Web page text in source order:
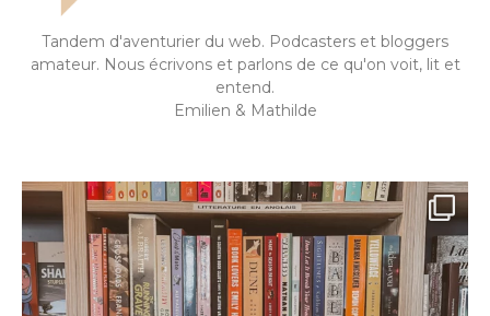
Tandem d'aventurier du web. Podcasters et bloggers
amateur. Nous écrivons et parlons de ce qu'on voit, lit et
entend.
Emilien & Mathilde